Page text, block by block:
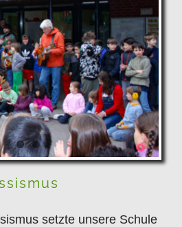
Rassismus
setzte unsere Schule